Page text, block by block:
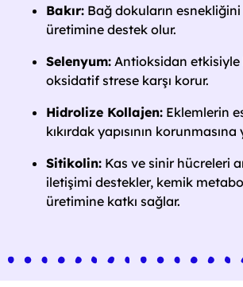
Bakır: Bağ dokuların
üretimine destek olur.
Selenyum: Antioksidan
oksidatif strese karşı korur.
Hidrolize Kollajen: Eklemlerin
kıkırdak yapısının korunmasına
Sitikolin: Kas ve sinir hücreleri
iletişimi destekler, kemik
üretimine katkı sağlar.